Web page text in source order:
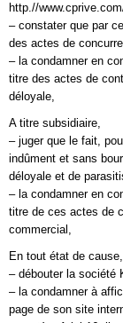
http.//
– constater que par
des actes de
– la condamner en
titre des actes de
déloyale,
A titre subsidiaire,
– juger que le fait,
indûment et sans
déloyale et de
– la condamner en
titre de ces actes de
commercial,
En tout état de cause,
– débouter la société
– la condamner à
page de son site